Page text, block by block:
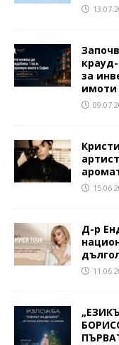
за
имоти
Д-р